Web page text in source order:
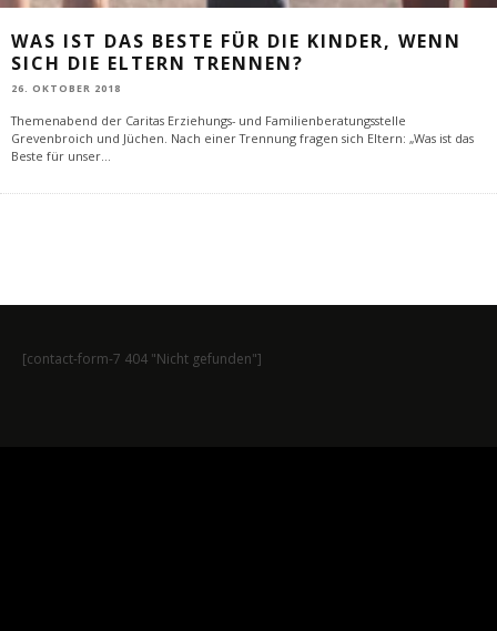
WAS IST DAS BESTE FÜR DIE KINDER, WENN
SICH DIE ELTERN TRENNEN?
26. OKTOBER 2018
Themenabend der Caritas Erziehungs- und Familienberatungsstelle
Grevenbroich und Jüchen. Nach einer Trennung fragen sich Eltern: „Was ist das
Beste für unser
[contact-form-7 404 "Nicht gefunden"]